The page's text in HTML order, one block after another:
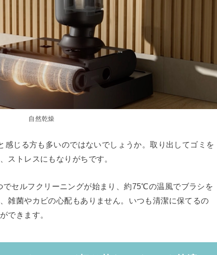
自然乾燥
感じる方も多いのではないでしょうか。取り出してゴミを
ストレスにもなりがちです。
セルフクリーニングが始まり、約75℃の温風でブラシを
雑菌やカビの心配もありません。いつも清潔に保てるの
できます。